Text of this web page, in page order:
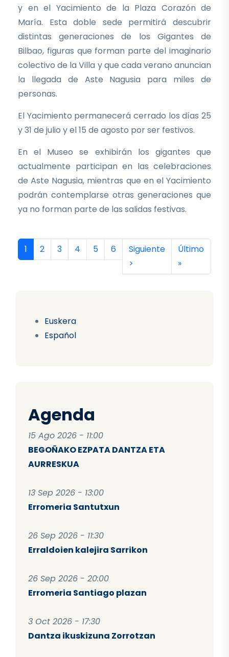
Euskera
Español
Agenda
15 Ago 2026 - 11:00
BEGOÑAKO EZPATA DANTZA ETA
AURRESKUA
13 Sep 2026 - 13:00
Erromeria Santutxun
26 Sep 2026 - 11:30
Erraldoien kalejira Sarrikon
26 Sep 2026 - 20:00
Erromeria Santiago plazan
3 Oct 2026 - 17:30
Dantza ikuskizuna Zorrotzan
y en el Yacimiento de la Plaza Corazón de
María. Esta doble sede permitirá descubrir
distintas generaciones de los Gigantes de
Bilbao, figuras que forman parte del imaginario
colectivo de la Villa y que cada verano anuncian
la llegada de Aste Nagusia para miles de
personas.
El Yacimiento permanecerá cerrado los días 25
y 31 de julio y el 15 de agosto por ser festivos.
En el Museo se exhibirán los gigantes que
actualmente participan en las celebraciones
de Aste Nagusia, mientras que en el Yacimiento
podrán contemplarse otras generaciones que
ya no forman parte de las salidas festivas.
Paginación
Página actual
1 Página
2 Página
3 Página
4 Página
5 Página
6 Siguiente página
Siguiente
>
Última
Último
»